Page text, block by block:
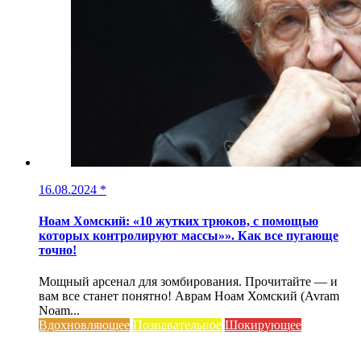
16.08.2024 *
Ноам Хомский: «10 жутких трюков, с помощью
которых контролируют массы»». Как все пугающе
точно!
Мощный арсенал для зомбирования. Прочитайте — и
вам все станет понятно! Аврам Ноам Хомский (Avram
Noam...
Вдохновляющее Познавательное Шокирующее